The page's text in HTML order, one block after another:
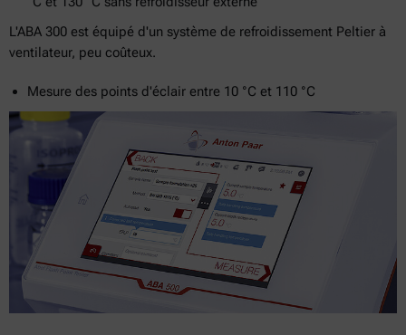
L'ABA 300 est équipé d'un système de refroidissement Peltier à
ventilateur, peu coûteux.
Mesure des points d'éclair entre 10 °C et 110 °C